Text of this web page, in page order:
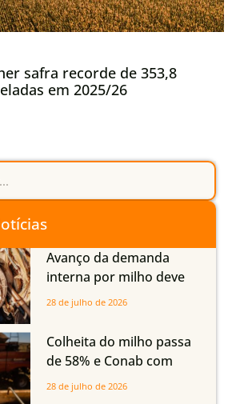
safra recorde de 353,8
em 2025/26
Avanço da demanda
interna por milho deve
compensar aumento da
em Mato Grosso, aponta
Imea
28 de julho de 2026
Colheita do milho passa
de 58% e Conab com
boas produtividades em
28 de julho de 2026